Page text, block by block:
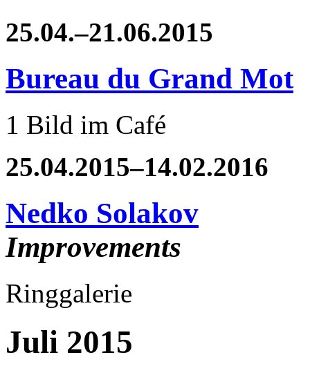
25.04.–21.06.2015
Bureau du Grand Mot
1 Bild im Café
25.04.2015–14.02.2016
Nedko Solakov
Improvements
Ringgalerie
Juli 2015